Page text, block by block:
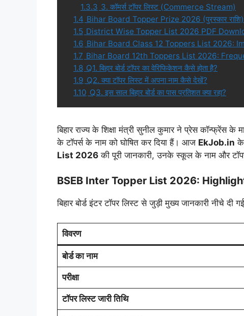
1.3.3 3. कॉमर्स टॉपर लिस्ट (Commerce Stream)
1.4 Bihar Board Topper Prize 2026 (पुरस्कार राशि)
1.5 District Wise Topper List 2026 PDF
1.6 Bihar Board Class 12 Toppers List 2026:
1.7 Bihar Board 12th Toppers List 2026:
1.8 Q1. बिहार बोर्ड टॉपर का वेरिफिकेशन कैसे होता है?
1.9 Q2. क्या टॉपर लिस्ट में अपना नाम कैसे देखें?
1.10 Q3. इस साल बिहार बोर्ड का पास प्रतिशत क्या रहा?
बिहार राज्य के शिक्षा मंत्री सुनील कुमार ने प्रेस कॉन्फ्रेंस
के टॉपर्स के नाम को घोषित कर दिया हैं। आज EkJob.in के
List 2026 की पूरी जानकारी, उनके स्कूल के नाम और
BSEB Inter Topper List 2026:
बिहार बोर्ड इंटर टॉपर लिस्ट से जुड़ी मुख्य जानकारी नीचे दी
विवरण
बोर्ड का नाम
परीक्षा
टॉपर लिस्ट जारी तिथि